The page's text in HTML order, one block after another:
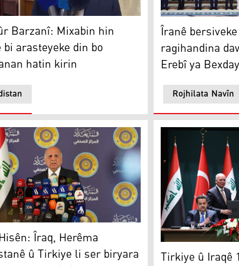
Kurdan bigire
Barzanî
Barzanî: Mixabin hin
arasteyeke din bo
hatin kirin
Îranê bersiveke
Rojhilata Navîn
Îranê
ragihandina
Erebî ya
Îraq, Herêma
û Tirkiye li ser biryara Tirkiye û Iraqê
Tirkiye û Iraqê